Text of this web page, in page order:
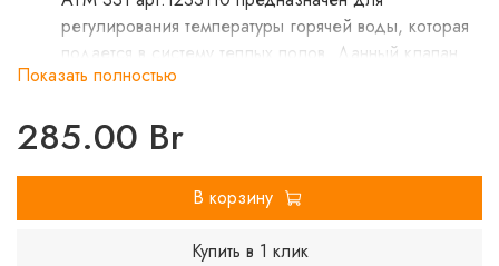
регулирования температуры горячей воды, которая
подается в систему теплых полов. Данный клапан
необходимо использовать везде, где необходимо
быстрая реакция на изменение температуры или
монтаже теплого пола, где заменяет сложные и
дорогие системы регулирования.
Показать полностью
285.00 Br
В корзину
Купить в 1 клик